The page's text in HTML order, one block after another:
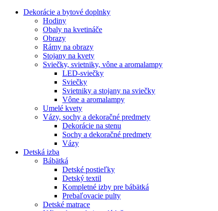
Dekorácie a bytové doplnky
Hodiny
Obaly na kvetináče
Obrazy
Rámy na obrazy
Stojany na kvety
Sviečky, svietniky, vône a aromalampy
LED-sviečky
Sviečky
Svietniky a stojany na sviečky
Vône a aromalampy
Umelé kvety
Vázy, sochy a dekoračné predmety
Dekorácie na stenu
Sochy a dekoračné predmety
Vázy
Detská izba
Bábätká
Detské postieľky
Detský textil
Kompletné izby pre bábätká
Prebaľovacie pulty
Detské matrace